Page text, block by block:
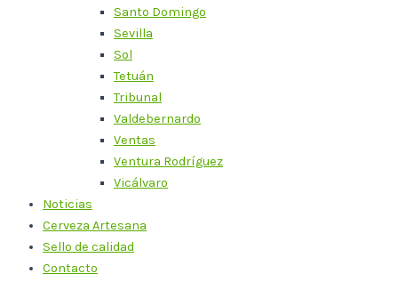
Santo Domingo
Sevilla
Sol
Tetuán
Tribunal
Valdebernardo
Ventas
Ventura Rodríguez
Vicálvaro
Noticias
Cerveza Artesana
Sello de calidad
Contacto